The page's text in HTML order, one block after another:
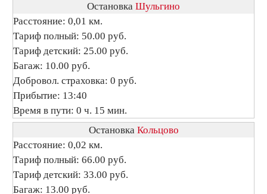
Остановка Шульгино
Расстояние: 0,01 км.
Тариф полный: 50.00 руб.
Тариф детский: 25.00 руб.
Багаж: 10.00 руб.
Добровол. страховка: 0 руб.
Прибытие: 13:40
Время в пути: 0 ч. 15 мин.
Остановка Кольцово
Расстояние: 0,02 км.
Тариф полный: 66.00 руб.
Тариф детский: 33.00 руб.
Багаж: 13.00 руб.